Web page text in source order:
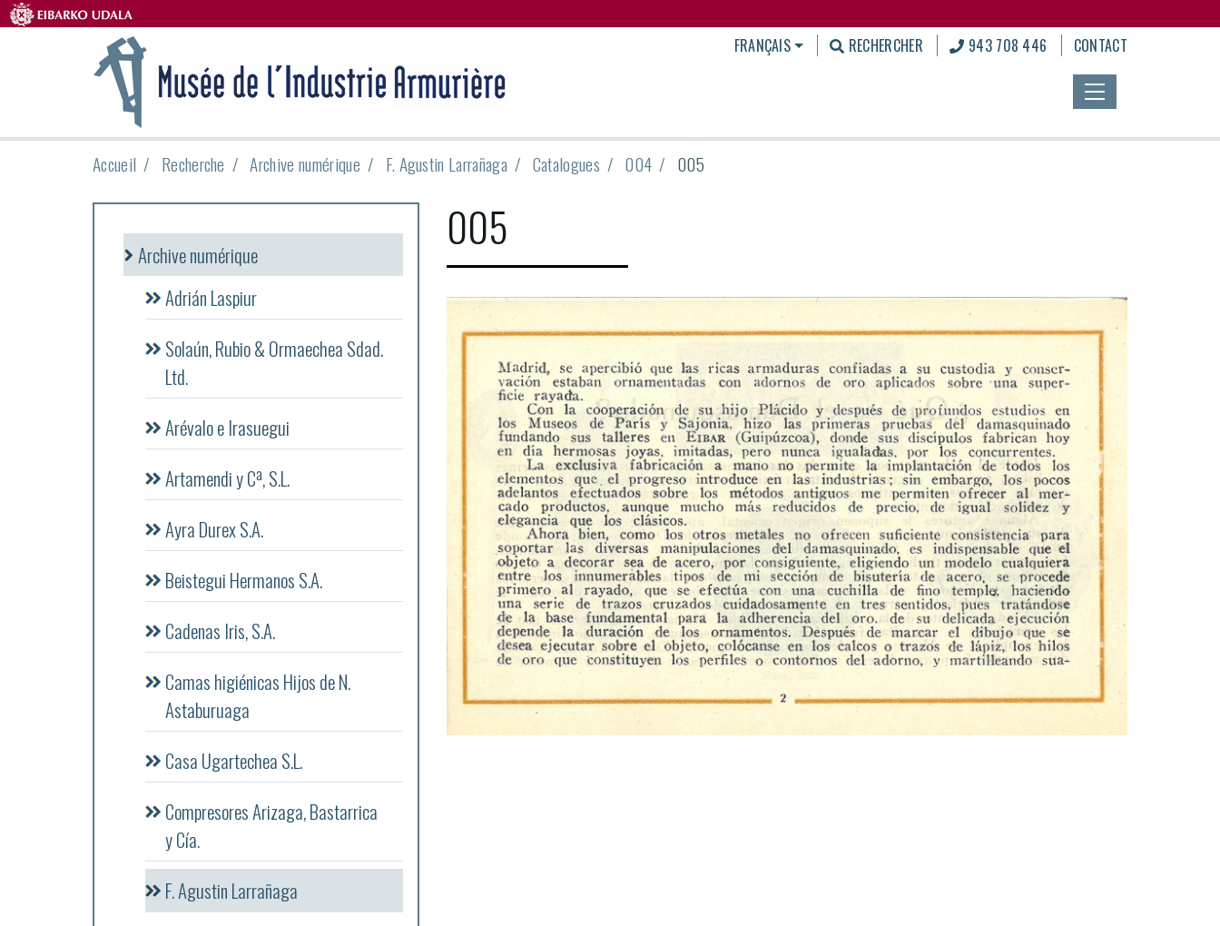
FRANÇAIS RECHERCHER 943 708 446 CONTACT
Accueil Recherche Archive numérique F. Agustin Larrañaga Catalogues 004 005
005
Archive numérique
Adrián Laspiur
Solaún, Rubio & Ormaechea Sdad.
Ltd.
Arévalo e Irasuegui
Artamendi y Cª, S.L.
Ayra Durex S.A.
Beistegui Hermanos S.A.
Cadenas Iris, S.A.
Camas higiénicas Hijos de N.
Astaburuaga
Casa Ugartechea S.L.
Compresores Arizaga, Bastarrica
y Cía.
F. Agustin Larrañaga